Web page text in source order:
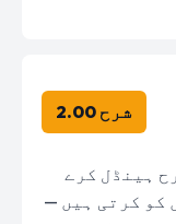
شرح 2.00
ہینڈل کرے
کو کرتی ہیں —